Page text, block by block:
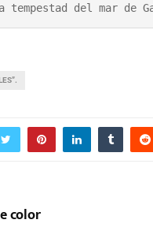
tempestad del mar de
color